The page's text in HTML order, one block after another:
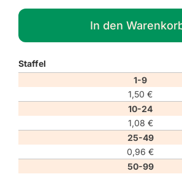
"Vor
und
während
lüften"
Menge
In den
Staffel
1-9
1,50 €
10-24
1,08 €
25-49
0,96 €
50-99